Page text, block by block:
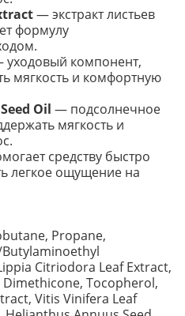
— экстракт листьев
формулу
компонент,
мягкость и комфортную
Oil — подсолнечное
мягкость и
средству быстро
легкое ощущение на
Propane,
Citriodora Leaf Extract,
Tocopherol,
Vitis Vinifera Leaf